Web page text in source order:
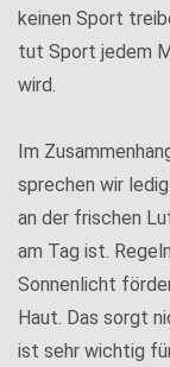
keinen Sport
tut Sport jedem
wird.
Im
sprechen wir
an der frischen
am Tag ist.
Sonnenlicht
Haut. Das sorgt
ist sehr wichtig